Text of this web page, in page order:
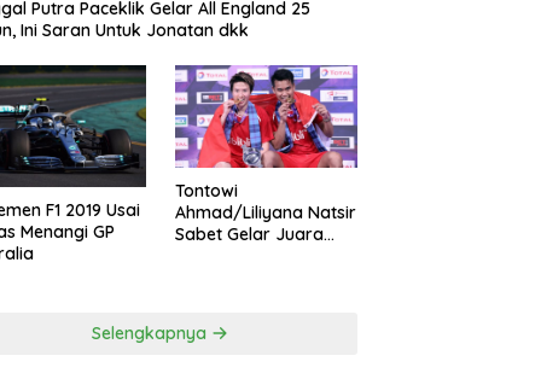
Putra Paceklik Gelar All England 25
Ini Saran Untuk Jonatan dkk
F1 2019 Usai
Menangi GP
Tontowi
Ahmad/Liliyana Natsir
Sabet Gelar Juara
Selengkapnya